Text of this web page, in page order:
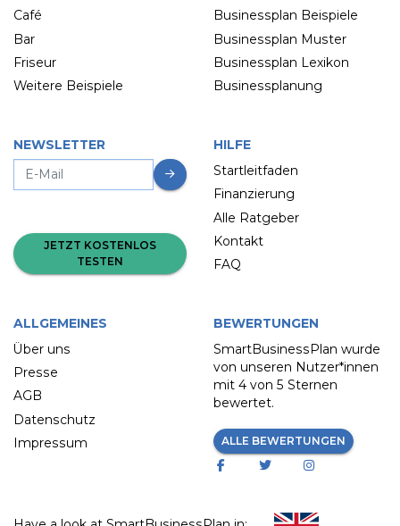
Café
Bar
Friseur
Weitere Beispiele
Businessplan Beispiele
Businessplan Muster
Businessplan Lexikon
Businessplanung
NEWSLETTER
JETZT KOSTENLOS
TESTEN
HILFE
Startleitfaden
Finanzierung
Alle Ratgeber
Kontakt
FAQ
ALLGEMEINES
Über uns
Presse
AGB
Datenschutz
Impressum
BEWERTUNGEN
SmartBusinessPlan wurde
von unseren Nutzer*innen
mit 4 von 5 Sternen
bewertet.
ALLE BEWERTUNGEN